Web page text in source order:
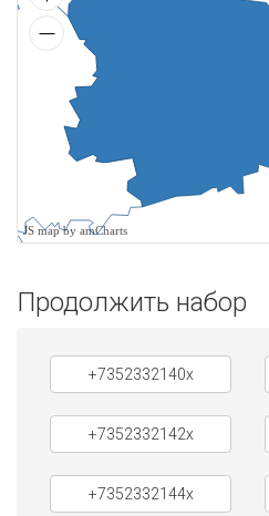
JS map by amCharts
Продолжить набор
+7352332140x
+7352332142x
+7352332144x